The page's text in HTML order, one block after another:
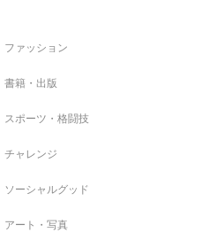
ファッション
書籍・出版
スポーツ・格闘技
チャレンジ
ソーシャルグッド
アート・写真